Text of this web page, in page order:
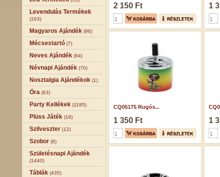
Levendulás Termékek
(163)
Magyaros Ajándék (96)
Mécsestartó (7)
Neves Ajándék (64)
Névnapi Ajándék (70)
Nosztalgia Ajándékok (1)
Óra (63)
Party Kellékek (1185)
Plüss Játék (18)
Szilveszter (12)
Szobor (8)
Születésnapi Ajándék
(1440)
Táblák (435)
2 150 Ft 1
CQ05175 Rugós...
1 350 Ft 1